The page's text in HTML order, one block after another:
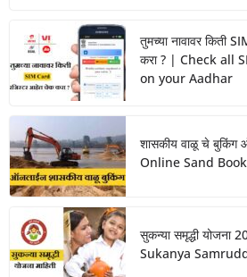
तुमच्या नावावर किती
करा ? | Check all
on your Aadhar
शासकीय वाळू चे
Online Sand
सुकन्या समृद्धी योजना
Sukanya